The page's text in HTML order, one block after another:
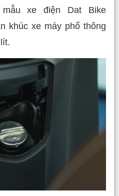
xe điện Dat Bike
khúc xe máy phổ thông